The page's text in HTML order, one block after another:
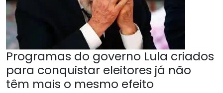
Programas do governo Lula criados
para conquistar eleitores já não
têm mais o mesmo efeito